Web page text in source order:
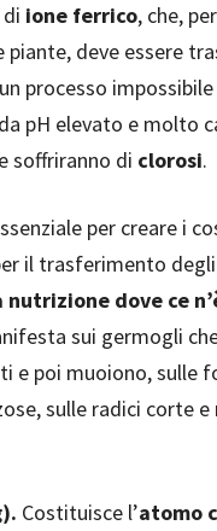
ione ferrico, che,
piante, deve essere
processo
pH elevato e molto
soffriranno di clorosi.
per creare i
il trasferimento
dove ce
sui germogli
e poi muoiono, sulle
sulle radici corte
Costituisce l’atomo